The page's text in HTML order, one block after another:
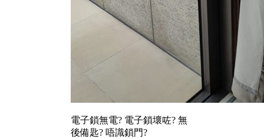
電子鎖無電? 電子鎖壞咗? 無
後備匙? 唔識鎖門?